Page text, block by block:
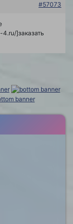
#57073
]заказать